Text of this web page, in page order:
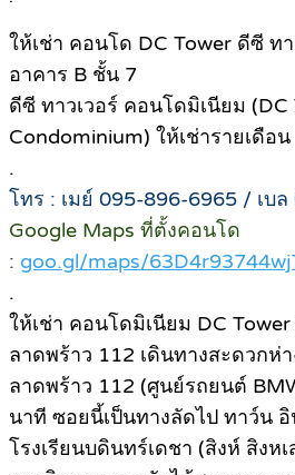
ให้เช่า คอนโด DC Tower ดีซี ท
อาคาร B ชั้น 7
ดีซี ทาวเวอร์ คอนโดมิเนียม (DC
Condominium) ให้เช่ารายเดือน
.
โทร : เมย์ 095-896-6965 / เบ
Google Maps ที่ตั้งคอนโด
: goo.gl/maps/
.
ให้เช่า คอนโดมิเนียม DC
ลาดพร้าว 112 เดินทางสะดวกห่
ลาดพร้าว 112 (ศูนย์รถยนต์
นาที ซอยนี้เป็นทางลัดไป ทาว์น
โรงเรียนบดินทร์เดชา (สิงห์ สิงห